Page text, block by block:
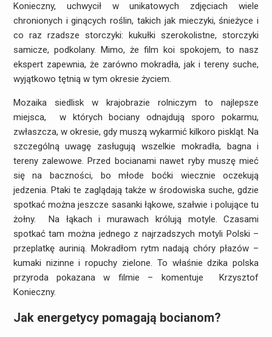
Konieczny, uchwycił w unikatowych zdjęciach wiele
chronionych i ginących roślin, takich jak mieczyki, śnieżyce i
co raz rzadsze storczyki: kukułki szerokolistne, storczyki
samicze, podkolany. Mimo, że film koi spokojem, to nasz
ekspert zapewnia, że zarówno mokradła, jak i tereny suche,
wyjątkowo tętnią w tym okresie życiem.
Mozaika siedlisk w krajobrazie rolniczym to najlepsze
miejsca, w których bociany odnajdują sporo pokarmu,
zwłaszcza, w okresie, gdy muszą wykarmić kilkoro piskląt. Na
szczególną uwagę zasługują wszelkie mokradła, bagna i
tereny zalewowe. Przed bocianami nawet ryby muszę mieć
się na baczności, bo młode boćki wiecznie oczekują
jedzenia. Ptaki te zaglądają także w środowiska suche, gdzie
spotkać można jeszcze sasanki łąkowe, szałwie i polujące tu
żołny. Na łąkach i murawach królują motyle. Czasami
spotkać tam można jednego z najrzadszych motyli Polski –
przeplatkę aurinią. Mokradłom rytm nadają chóry płazów –
kumaki nizinne i ropuchy zielone. To właśnie dzika polska
przyroda pokazana w filmie – komentuje Krzysztof
Konieczny.
Jak energetycy pomagają bocianom?